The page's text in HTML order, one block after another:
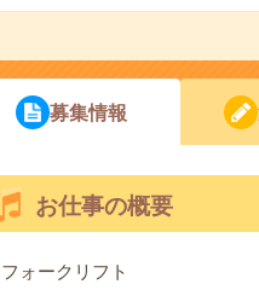
募集情報
お仕事の概要
フォークリフト